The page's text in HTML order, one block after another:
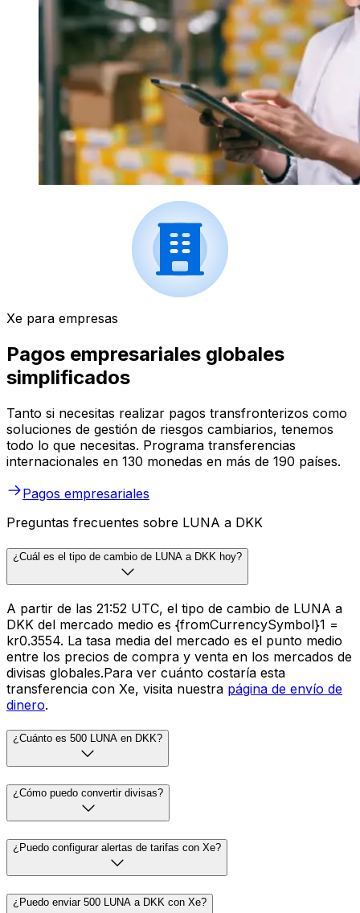
Xe para empresas
Pagos empresariales globales
simplificados
Tanto si necesitas realizar pagos transfronterizos como
soluciones de gestión de riesgos cambiarios, tenemos
todo lo que necesitas. Programa transferencias
internacionales en 130 monedas en más de 190 países.
Pagos empresariales
Preguntas frecuentes sobre LUNA a DKK
¿Cuál es el tipo de cambio de LUNA a DKK hoy?
A partir de las 21:52 UTC, el tipo de cambio de LUNA a
DKK del mercado medio es {fromCurrencySymbol}1 =
kr0.3554. La tasa media del mercado es el punto medio
entre los precios de compra y venta en los mercados de
divisas globales.Para ver cuánto costaría esta
transferencia con Xe, visita nuestra página de envío de
dinero.
¿Cuánto es 500 LUNA en DKK?
¿Cómo puedo convertir divisas?
¿Puedo configurar alertas de tarifas con Xe?
¿Puedo enviar 500 LUNA a DKK con Xe?